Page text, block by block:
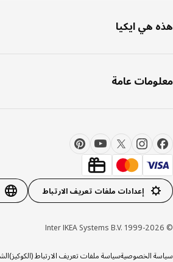
هي ايكيا
عامة
إعدادات ملفات تعريف الارتباط AR
الخصوصيةسياسة ملفات تعريف الارتباط (الكوكيز)